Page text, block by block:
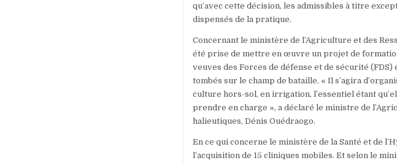
qu’avec cette décision, les admissibles à titre
dispensés de la pratique.
Concernant le ministère de l’Agriculture et des
été prise de mettre en œuvre un projet de
veuves des Forces de défense et de sécurité
tombés sur le champ de bataille. « Il s’agira
culture hors-sol, en irrigation, l’essentiel étant
prendre en charge », a déclaré le ministre de
halieutiques, Dénis Ouédraogo.
En ce qui concerne le ministère de la Santé et de
l’acquisition de 15 cliniques mobiles. Et selon le